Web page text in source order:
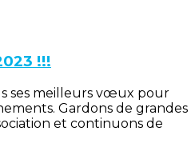
!!!
ses meilleurs vœux pour
Gardons de grandes
et continuons de